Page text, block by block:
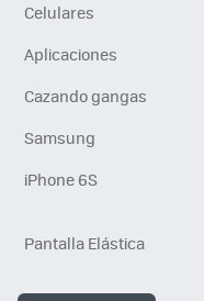
Celulares
Aplicaciones
Cazando gangas
Samsung
iPhone 6S
Pantalla Elástica